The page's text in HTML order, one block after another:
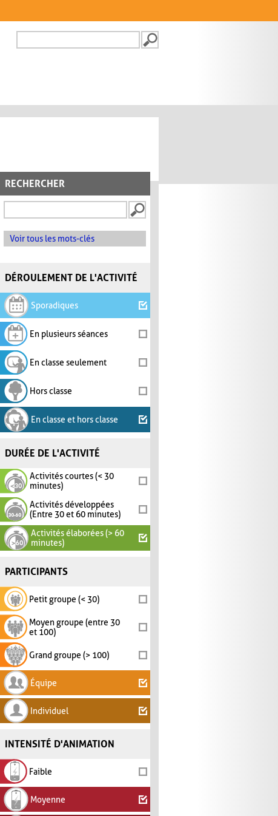
FORMULAIRE DE
RECHERCHER
Voir tous les mots-clés
DÉROULEMENT DE L'ACTIVITÉ
Sporadiques
En plusieurs séances
En classe seulement
Hors classe
En classe et hors classe
DURÉE DE L'ACTIVITÉ
Activités courtes (< 30
minutes)
Activités développées
(Entre 30 et 60 minutes)
Activités élaborées (> 60
minutes)
PARTICIPANTS
Petit groupe (< 30)
Moyen groupe (entre 30
et 100)
Grand groupe (> 100)
Équipe
Individuel
INTENSITÉ D'ANIMATION
Faible
Moyenne